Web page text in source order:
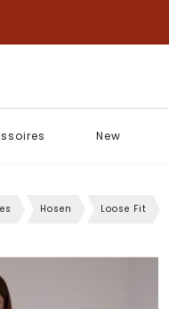
New
Hosen Loose Fit